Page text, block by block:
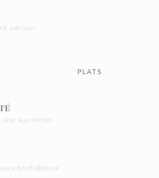
sarrasin
PLATS
aux herbes
bouillabaisse